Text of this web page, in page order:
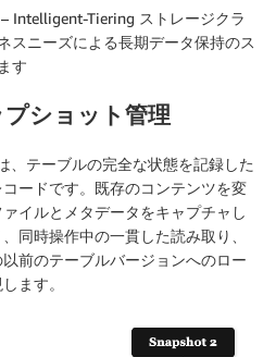
– Intelligent-Tiering ストレージクラ
スニーズによる長期データ保持のス
す
プショット管理
、テーブルの完全な状態を記録した
ードです。既存のコンテンツを変
イルとメタデータをキャプチャし
同時操作中の一貫した読み取り、
前のテーブルバージョンへのロー
ます。